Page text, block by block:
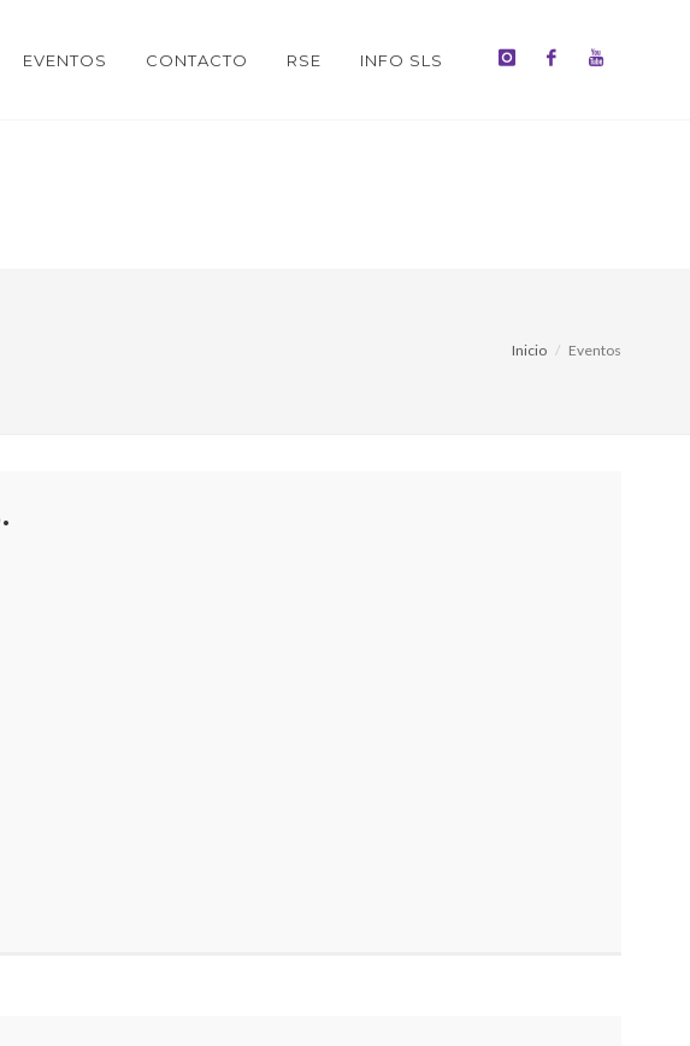
EVENTOS CONTACTO RSE INFO SLS
Inicio Eventos